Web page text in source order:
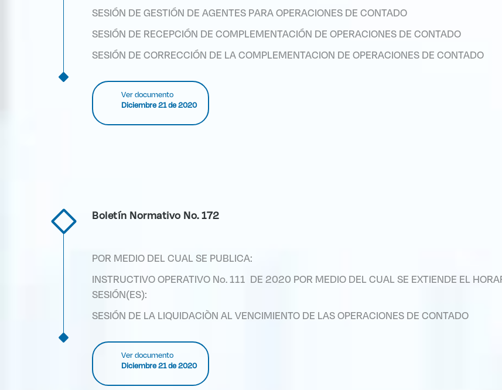
SESIÓN DE GESTIÓN DE AGENTES PARA OPERACIONES DE CONTADO
SESIÓN DE RECEPCIÓN DE COMPLEMENTACIÓN DE OPERACIONES DE CONTADO
SESIÓN DE CORRECCIÓN DE LA COMPLEMENTACION DE OPERACIONES DE CONTADO
Ver documento
Diciembre 21 de 2020
Boletín Normativo No. 172
POR MEDIO DEL CUAL SE PUBLICA:
INSTRUCTIVO OPERATIVO No. 111 DE 2020 POR MEDIO DEL CUAL SE EXTIENDE EL
SESIÓN(ES):
SESIÓN DE LA LIQUIDACIÒN AL VENCIMIENTO DE LAS OPERACIONES DE CONTADO
Ver documento
Diciembre 21 de 2020